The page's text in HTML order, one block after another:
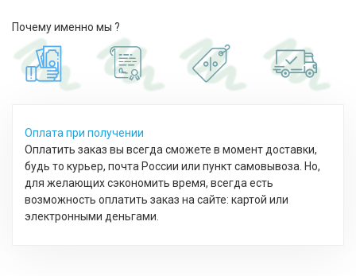
Почему именно мы ?
Оплата при получении
Оплатить заказ вы всегда сможете в момент доставки,
будь то курьер, почта России или пункт самовывоза. Но,
для желающих сэкономить время, всегда есть
возможность оплатить заказ на сайте: картой или
электронными деньгами.